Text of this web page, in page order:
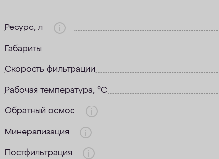
Ресурс, л
Габариты
Скорость фильтрации
Рабочая температура, °C
Обратный осмос
Минерализация
Постфильтрация